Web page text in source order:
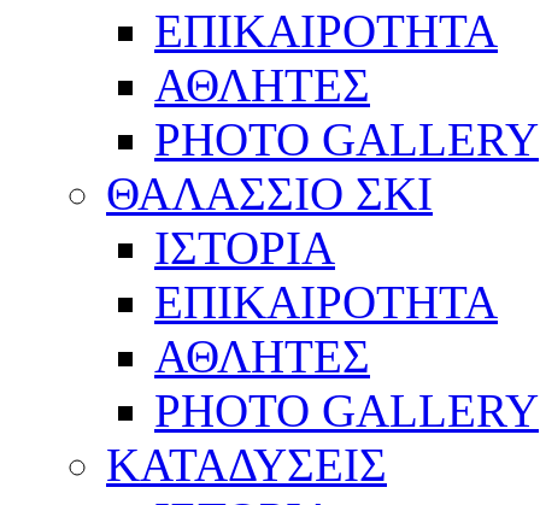
ΕΠΙΚΑΙΡΟΤΗΤΑ
ΑΘΛΗΤΕΣ
PHOTO GALLERY
ΘΑΛΑΣΣΙΟ ΣΚΙ
ΙΣΤΟΡΙΑ
ΕΠΙΚΑΙΡΟΤΗΤΑ
ΑΘΛΗΤΕΣ
PHOTO GALLERY
ΚΑΤΑΔΥΣΕΙΣ